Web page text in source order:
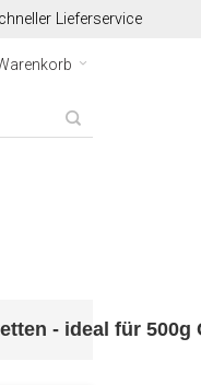
Lieferservice
- ideal für 500g